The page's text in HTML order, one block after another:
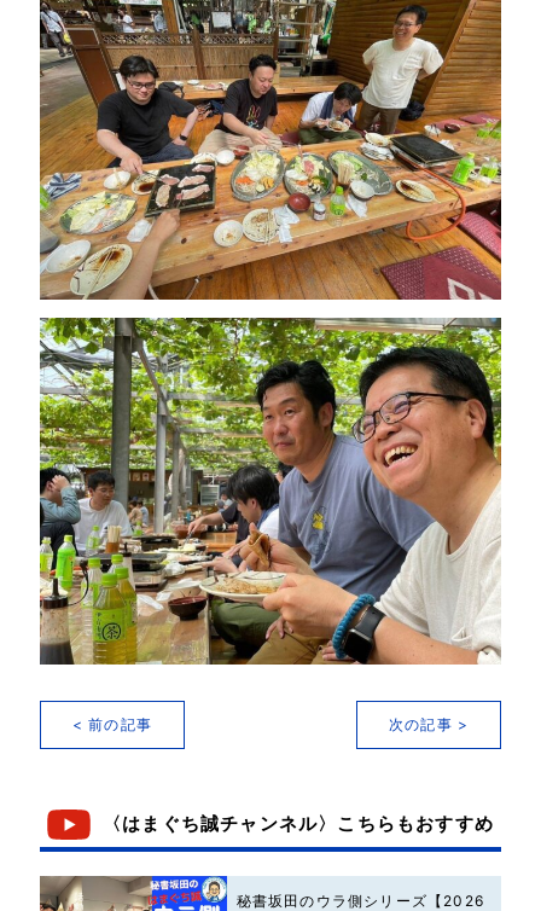
< 前の記事 次の記事 >
〈はまぐち誠チャンネル〉こちらもおすすめ
秘書坂田のウラ側シリーズ【2026